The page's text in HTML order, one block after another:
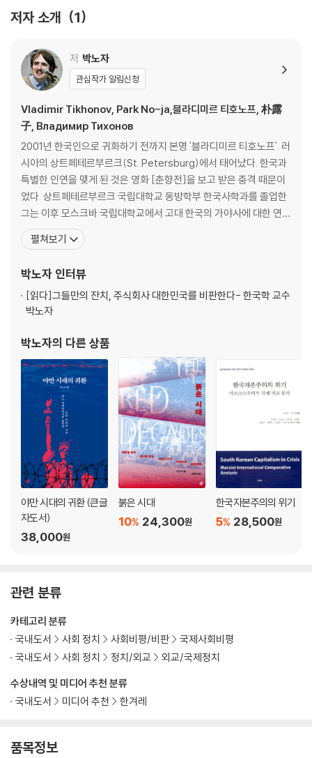
상실하고 있는지, 그 공백을 메우기 위한 열강들의 합종연횡은 어떻게 전
고 있다. 독자들은 이 책을 통해 ‘포스트 아메리카나(Post American
a)’를 살아갈 필수적인 인사이트를 얻을 수 있다. 덕분에 거대한 전환의 길
목에서 길을 잃지 않고 미래를 설계하고자 하는 독자에게 이 책은 정밀한
나침반이 되어 줄 것이다.
재의 외교 | 적대적 공생의 역사 | 홀로코스트의 기억 | 필연의 실패 | ‘빈
3장 트럼프는 왜 이럴까
옐친의 그림자 | 오랜 역사의 산물 | 미국 노동자의 선택 | 보편 시대의 종말
| 두 극우의 공통점 | 이민자의 나라 | 광의의 파시스트 | ‘배신’의 계보 | 미
국의 고르바초프? | 패권의 가격 | 러시아 간첩? | 트럼프주의라는 심적 안
식처 | 국가의 자살 | 미래가 될 과거 | ‘딜’ 외교의 실패 | 오바마와 바이든
의 계승자
4장 이스라엘 너는 누구냐
유대인 지배론 | ‘유대인 사회주의 운동’ 흥망사 | 소련과 시온주의 | 시온주
는 사회? | 소수자의 동화 | 적대적 타자의 이미지 | 하마스에 대하여 | 미래
는 있는가? | 교류의 힘 | 작은 희망
제국의 주요 상품, 무기 | 글로벌 민족주의 시대 | 미국의 고립주의 전통 |
중국의 ‘미국 시대’의 종언 | 경쟁에서 이길 수 있을까? | 중국은 미국의 미
래? | 장기적인 적대적 공존 | 가장 본질적인 차이 | 21세기 혁명의 모습 |
‘포스트 서구 세계’가 온다 | 학술에서 ‘그레이트 아메리카’ | “모든 건 미국
탓이야” | 쇠약해지는 야수의 발악 | 좀 더 큰 목표를 향하여
나가는 말: 관리자 국가 시대, 민주주의를 어떻게 지킬 것인가?
저자 소개 1
저 박노자
관심작가 알림신청
Vladimir Tikhonov, Park No-ja,블라디미르 티호노프, 朴露
子, Владимир Тихонов
2001년 한국인으로 귀화하기 전까지 본명 '블라디미르 티호노프'. 러
시아의 상트페테르부르크(St. Petersburg)에서 태어났다. 한국과
특별한 인연을 맺게 된 것은 영화 [춘향전]을 보고 받은 충격 때문이
었다. 상트페테르부르크 국립대학교 동방학부 한국사학과를 졸업한
그는 이후 모스크바 국립대학교에서 고대 한국의 가야사에 대한 연구
로 박사학위를 받았다. 모스크바 국립대학교, 러시아 국립 인문대학
교 강사를 거쳐 학생과 강사의 신분으로 한국에서 대학 생활을 보냈
다 한국을 더 잘 아는 외국인', 이라고들 한
펼쳐보기
박노자 인터뷰
[읽다]그들만의 잔치, 주식회사 대한민국를 비판한다- 한국학 교수
박노자
박노자의 다른 상품
야만 시대의 귀환 (큰글
자도서)
38,000원
붉은 시대
24,300원
10%
한국자본주의의 위기
28,500원
5%
관련 분류
수상내역 및 미디어 추천 분류
국내도서
미디어 추천 한겨레
카테고리 분류
국내도서
사회 정치 사회비평/비판
국제사회비평
국내도서
사회 정치 정치/외교 외교/국제정치
품목정보